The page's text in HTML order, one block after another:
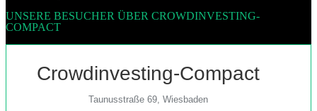
UNSERE BESUCHER ÜBER CROWDINVESTING-
COMPACT
Crowdinvesting-Compact
Taunusstraße 69, Wiesbaden